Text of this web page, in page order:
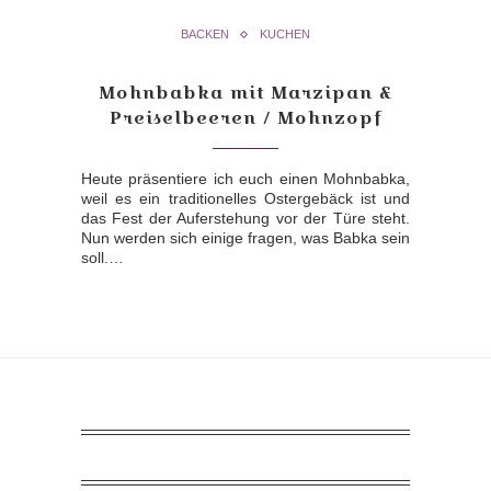
BACKEN KUCHEN
Mohnbabka mit Marzipan &
Preiselbeeren / Mohnzopf
Heute präsentiere ich euch einen Mohnbabka,
weil es ein traditionelles Ostergebäck ist und
das Fest der Auferstehung vor der Türe steht.
Nun werden sich einige fragen, was Babka sein
soll.…